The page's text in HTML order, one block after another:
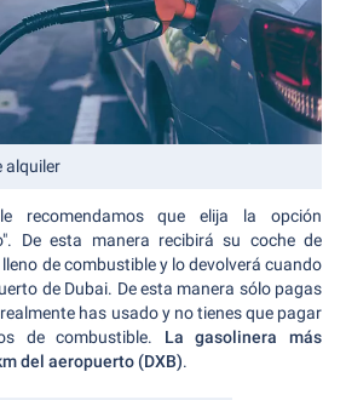
alquiler
recomendamos que elija la opción
De esta manera recibirá su coche de
de combustible y lo devolverá cuando
de Dubai. De esta manera sólo pagas
has usado y no tienes que pagar
de combustible. La gasolinera más
del aeropuerto (DXB).